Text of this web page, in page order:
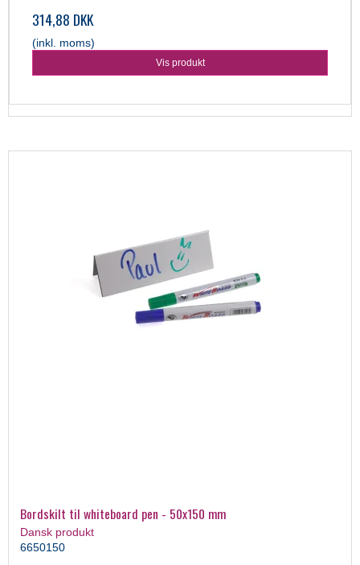
314,88 DKK
(inkl. moms)
Vis produkt
Bordskilt til whiteboard pen - 50x150 mm
Dansk produkt
6650150